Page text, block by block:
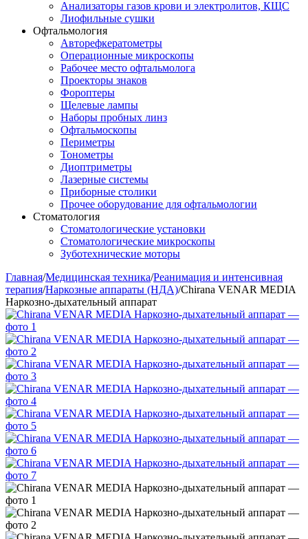
Анализаторы газов крови и электролитов, КЩС
Лиофильные сушки
Офтальмология
Авторефкератометры
Операционные микроскопы
Рабочее место офтальмолога
Проекторы знаков
Фороптеры
Щелевые лампы
Наборы пробных линз
Офтальмоскопы
Периметры
Тонометры
Диоптриметры
Лазерные системы
Приборные столики
Прочее оборудование для офтальмологии
Стоматология
Стоматологические установки
Стоматологические микроскопы
Зуботехнические моторы
Главная/Медицинская техника/Реанимация и интенсивная
терапия/Наркозные аппараты (НДА)/Chirana VENAR MEDIA
Наркозно-дыхательный аппарат